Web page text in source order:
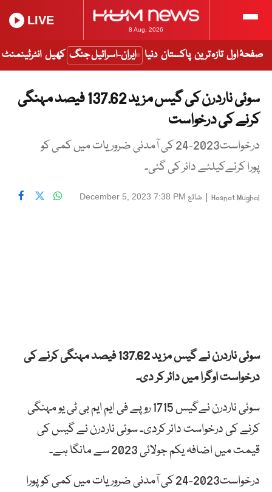
8 Aug, 2026
LIVE
صفحۂ اول تازہ ترین پاکستان دنیا ایران-اسرائیل جنگ کھیل انٹرٹینمنٹ
سوئی ناردرن کی گیس مزید 137.62 فیصد مہنگی
کرنے کی درخواست
درخواست2023-24 کی آمدنی ضروریات میں کمی کو
پورا کرنےکیلئے دائر کی گئی۔
Hasnat Mughal
| شائع December 5, 2023 7:38 PM
سوئی ناردرن نے گیس مزید 137.62 فیصد مہنگی کرنے کی
درخواست اوگرا میں دائر کر دی۔
سوئی ناردرن نےگیس 1715 روپے فی ایم ایم بی ٹی یو مہنگی
کرنے کی درخواست دائر کردی۔ سوئی ناردرن نے گیس کی
قیمت میں اضافہ یکم جولائی 2023 سے مانگا ہے۔
درخواست2023-24 کی آمدنی ضروریات میں کمی کو پورا